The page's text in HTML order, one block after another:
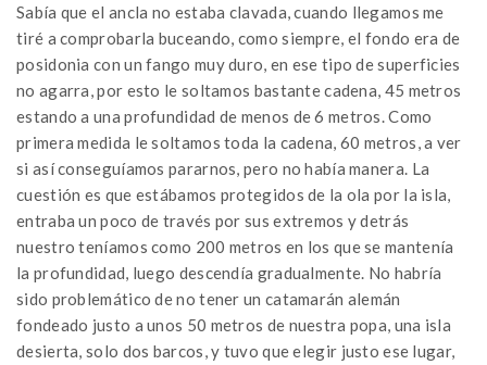
Sabía que el ancla no estaba clavada, cuando llegamos me
tiré a comprobarla buceando, como siempre, el fondo era de
posidonia con un fango muy duro, en ese tipo de superficies
no agarra, por esto le soltamos bastante cadena, 45 metros
estando a una profundidad de menos de 6 metros. Como
primera medida le soltamos toda la cadena, 60 metros, a ver
si así conseguíamos pararnos, pero no había manera. La
cuestión es que estábamos protegidos de la ola por la isla,
entraba un poco de través por sus extremos y detrás
nuestro teníamos como 200 metros en los que se mantenía
la profundidad, luego descendía gradualmente. No habría
sido problemático de no tener un catamarán alemán
fondeado justo a unos 50 metros de nuestra popa, una isla
desierta, solo dos barcos, y tuvo que elegir justo ese lugar,